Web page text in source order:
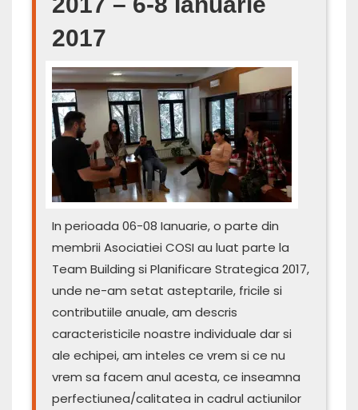
2017
In perioada 06-08 Ianuarie, o parte din
membrii Asociatiei COSI au luat parte la
Team Building si Planificare Strategica 2017,
unde ne-am setat asteptarile, fricile si
contributiile anuale, am descris
caracteristicile noastre individuale dar si
ale echipei, am inteles ce vrem si ce nu
vrem sa facem anul acesta, ce inseamna
perfectiunea/calitatea in cadrul actiunilor